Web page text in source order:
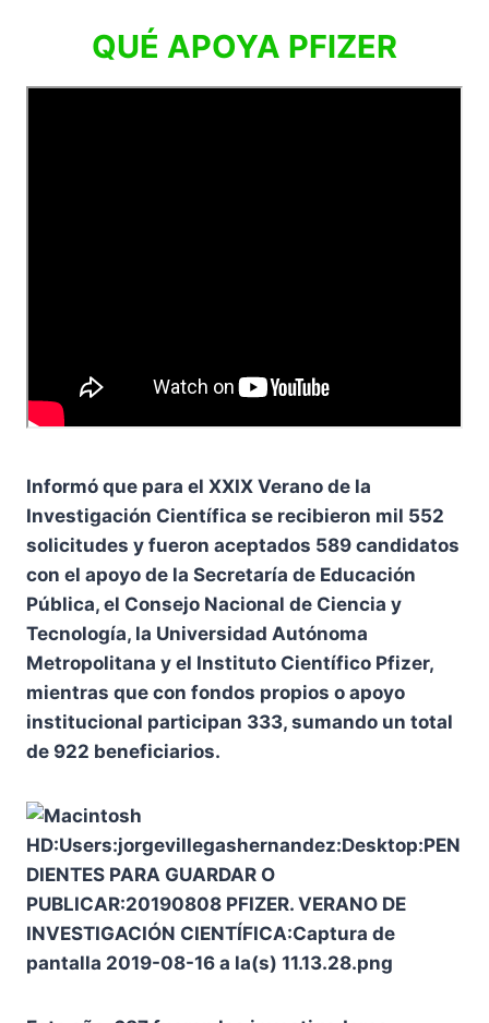
QUÉ APOYA PFIZER
Informó que para el XXIX Verano de la
Investigación Científica se recibieron mil 552
solicitudes y fueron aceptados 589 candidatos
con el apoyo de la Secretaría de Educación
Pública, el Consejo Nacional de Ciencia y
Tecnología, la Universidad Autónoma
Metropolitana y el Instituto Científico Pfizer,
mientras que con fondos propios o apoyo
institucional participan 333, sumando un total
de 922 beneficiarios.